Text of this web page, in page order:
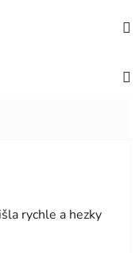
rychle a hezky